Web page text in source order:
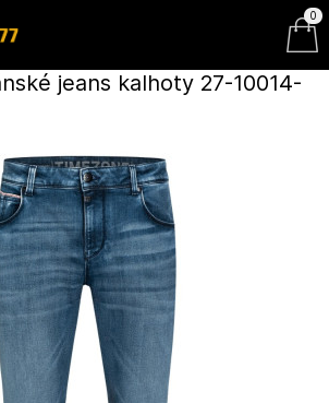
jeans kalhoty 27-10014-
0